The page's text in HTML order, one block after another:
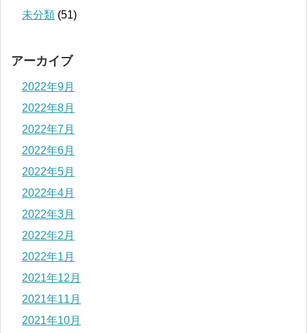
未分類 (51)
アーカイブ
2022年9月
2022年8月
2022年7月
2022年6月
2022年5月
2022年4月
2022年3月
2022年2月
2022年1月
2021年12月
2021年11月
2021年10月